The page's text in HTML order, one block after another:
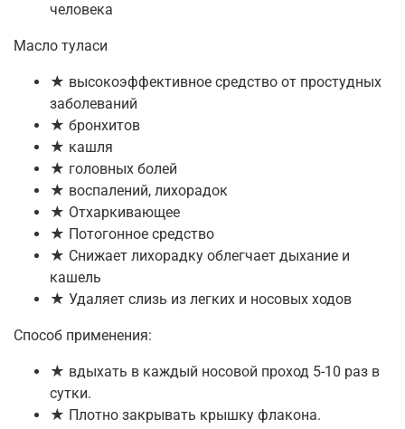
человека
Масло туласи
★ высокоэффективное средство от простудных
заболеваний
★ бронхитов
★ кашля
★ головных болей
★ воспалений, лихорадок
★ Отхаркивающее
★ Потогонное средство
★ Снижает лихорадку облегчает дыхание и
кашель
★ Удаляет слизь из легких и носовых ходов
Способ применения:
★ вдыхать в каждый носовой проход 5-10 раз в
сутки.
★ Плотно закрывать крышку флакона.